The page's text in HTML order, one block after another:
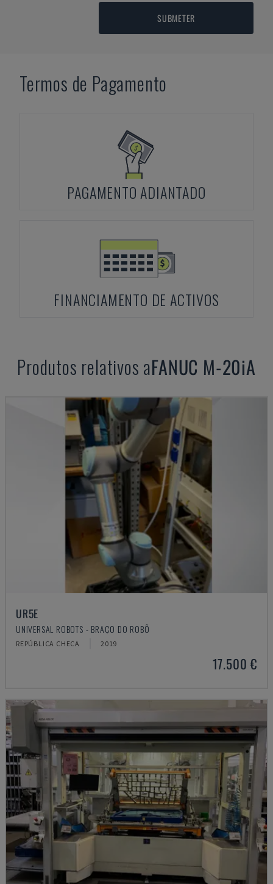
SUBMETER
Termos de Pagamento
PAGAMENTO ADIANTADO
FINANCIAMENTO DE ACTIVOS
Produtos relativos aFANUC M-20iA
UR5E
UNIVERSAL ROBOTS - BRAÇO DO ROBÔ
REPÚBLICA CHECA 2019
17.500 €